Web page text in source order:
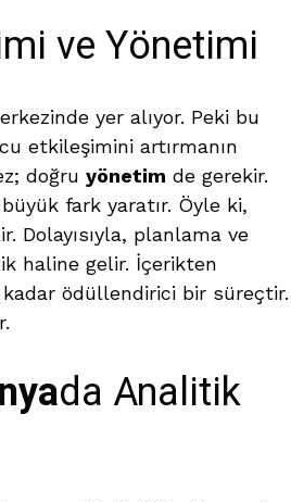
ve Yönetimi
yer alıyor. Peki bu
etkileşimini artırmanın
doğru yönetim de gerekir.
fark yaratır. Öyle ki,
Dolayısıyla, planlama ve
haline gelir. İçerikten
ödüllendirici bir süreçtir.
da Analitik